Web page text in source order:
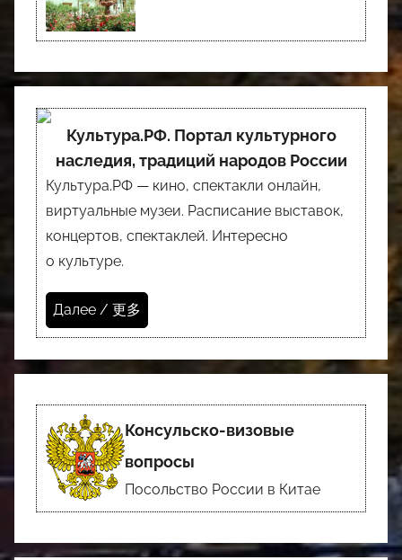
Культура.РФ. Портал культурного
наследия, традиций народов России
Культура.РФ — кино, спектакли онлайн,
виртуальные музеи. Расписание выставок,
концертов, спектаклей. Интересно
о культуре.
Далее / 更多
Консульско-визовые
вопросы
Посольство России в Китае